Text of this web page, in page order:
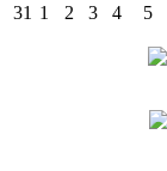
31 1 2 3 4 5